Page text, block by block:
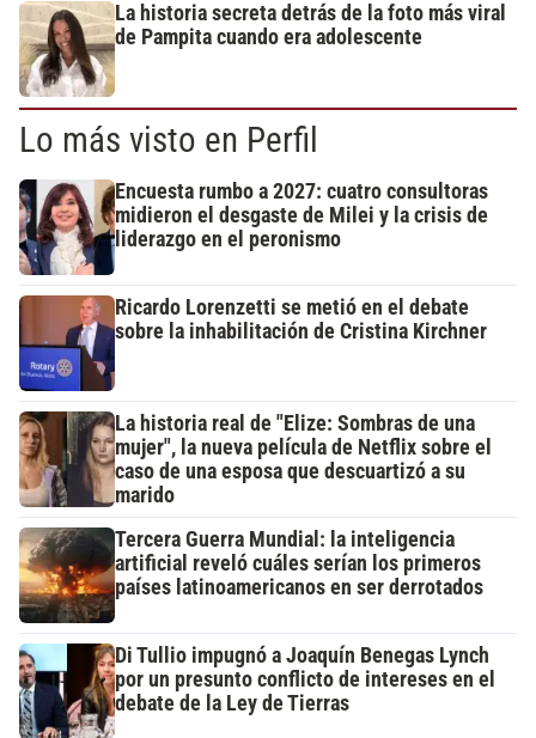
La historia secreta detrás de la foto más viral
de Pampita cuando era adolescente
Lo más visto en Perfil
Encuesta rumbo a 2027: cuatro consultoras
midieron el desgaste de Milei y la crisis de
liderazgo en el peronismo
Ricardo Lorenzetti se metió en el debate
sobre la inhabilitación de Cristina Kirchner
La historia real de "Elize: Sombras de una
mujer", la nueva película de Netflix sobre el
caso de una esposa que descuartizó a su
marido
Tercera Guerra Mundial: la inteligencia
artificial reveló cuáles serían los primeros
países latinoamericanos en ser derrotados
Di Tullio impugnó a Joaquín Benegas Lynch
por un presunto conflicto de intereses en el
debate de la Ley de Tierras